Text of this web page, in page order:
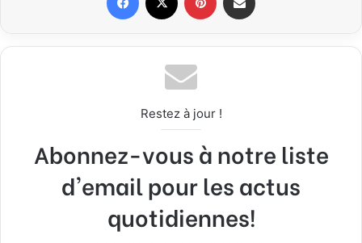
Restez à jour !
Abonnez-vous à notre liste
d'email pour les actus
quotidiennes!